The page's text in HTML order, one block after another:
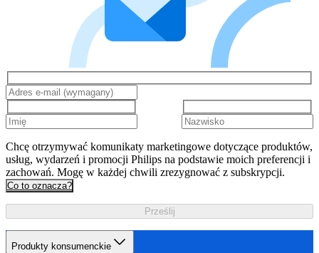
Chcę otrzymywać komunikaty marketingowe dotyczące produktów,
usług, wydarzeń i promocji Philips na podstawie moich preferencji i
zachowań. Mogę w każdej chwili zrezygnować z subskrypcji.
Co to oznacza?
Prześlij
Produkty konsumenckie